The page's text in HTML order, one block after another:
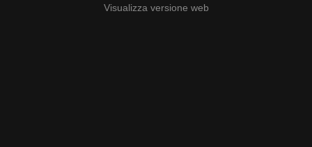
Visualizza versione web